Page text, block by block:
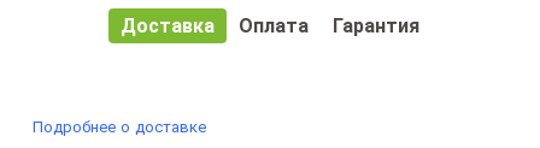
Доставка Оплата Гарантия
Подробнее о доставке